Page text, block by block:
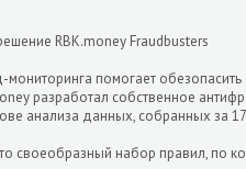
RBK.money Fraudbusters
помогает
разработал собственное
анализа данных, собранных за
своеобразный набор правил, по